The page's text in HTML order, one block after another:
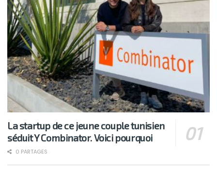
La startup de ce jeune couple tunisien
séduit Y Combinator. Voici pourquoi
0 PARTAGES